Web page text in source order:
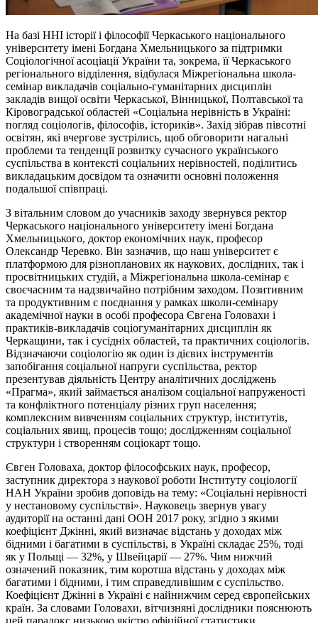
На базі ННІ історії і філософії Черкаського національного
університету імені Богдана Хмельницького за підтримки
Соціологічної асоціації України та, зокрема, її Черкаського
регіонального відділення, відбулася Міжрегіональна школа-
семінар викладачів соціально-гуманітарних дисциплін
закладів вищої освіти Черкаської, Вінницької, Полтавської та
Кіровоградської областей «Соціальна нерівність в Україні:
погляд соціологів, філософів, істориків». Захід зібрав півсотні
освітян, які вчергове зустрілись, щоб обговорити нагальні
проблеми та тенденції розвитку сучасного українського
суспільства в контексті соціальних нерівностей, поділитись
викладацьким досвідом та означити основні положення
подальшої співпраці.
З вітальним словом до учасників заходу звернувся ректор
Черкаського національного університету імені Богдана
Хмельницького, доктор економічних наук, професор
Олександр Черевко. Він зазначив, що наш університет є
платформою для різнопланових як наукових, дослідних, так і
просвітницьких студій, а Міжрегіональна школа-семінар є
своєчасним та надзвичайно потрібним заходом. Позитивним
та продуктивним є поєднання у рамках школи-семінару
академічної науки в особі професора Євгена Головахи і
практиків-викладачів соціогуманітарних дисциплін як
Черкащини, так і сусідніх областей, та практичних соціологів.
Відзначаючи соціологію як один із дієвих інструментів
запобігання соціальної напруги суспільства, ректор
презентував діяльність Центру аналітичних досліджень
«Прагма», який займається аналізом соціальної напруженості
та конфліктного потенціалу різних груп населення;
комплексним вивченням соціальних структур, інститутів,
соціальних явищ, процесів тощо; дослідженням соціальної
структури і створенням соціокарт тощо.
Євген Головаха, доктор філософських наук, професор,
заступник директора з наукової роботи Інституту соціології
НАН України зробив доповідь на тему: «Соціальні нерівності
у нестановому суспільстві». Науковець звернув увагу
аудиторії на останні дані ООН 2017 року, згідно з якими
коефіцієнт Джінні, який визначає відстань у доходах між
бідними і багатими в суспільстві, в Україні складає 25%, тоді
як у Польщі — 32%, у Швейцарії — 27%. Чим нижчий
означений показник, тим коротша відстань у доходах між
багатими і бідними, і тим справедливішим є суспільство.
Коефіцієнт Джінні в Україні є найнижчим серед європейських
країн. За словами Головахи, вітчизняні дослідники пояснюють
цей парадокс низькою якістю офіційної статистики,